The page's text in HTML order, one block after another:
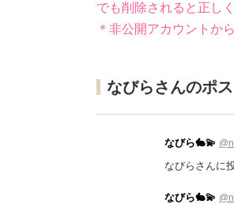
でも削除されると正し
＊非公開アカウントか
なびらさんのポス
なびら🐇💫
なびらさんに
なびら🐇💫